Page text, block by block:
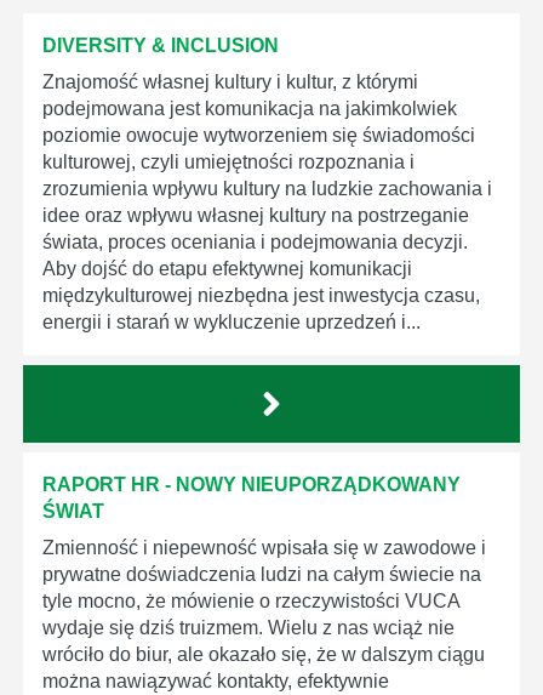
DIVERSITY & INCLUSION
Znajomość własnej kultury i kultur, z którymi
podejmowana jest komunikacja na jakimkolwiek
poziomie owocuje wytworzeniem się świadomości
kulturowej, czyli umiejętności rozpoznania i
zrozumienia wpływu kultury na ludzkie zachowania i
idee oraz wpływu własnej kultury na postrzeganie
świata, proces oceniania i podejmowania decyzji.
Aby dojść do etapu efektywnej komunikacji
międzykulturowej niezbędna jest inwestycja czasu,
energii i starań w wykluczenie uprzedzeń i...
RAPORT HR - NOWY NIEUPORZĄDKOWANY
ŚWIAT
Zmienność i niepewność wpisała się w zawodowe i
prywatne doświadczenia ludzi na całym świecie na
tyle mocno, że mówienie o rzeczywistości VUCA
wydaje się dziś truizmem. Wielu z nas wciąż nie
wróciło do biur, ale okazało się, że w dalszym ciągu
można nawiązywać kontakty, efektywnie